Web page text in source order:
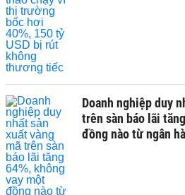
Doanh nghiệp duy
trên sàn báo lãi
đồng nào từ ngân